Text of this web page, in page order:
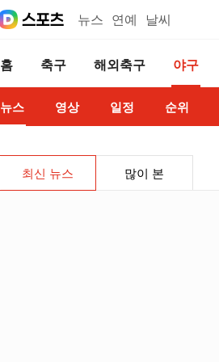
뉴스 연예 날씨
홈 축구 해외축구 야구
뉴스 영상 일정 순위
최신 뉴스 많이 본